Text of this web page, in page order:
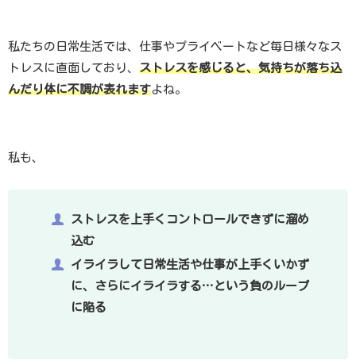
私たちの日常生活では、仕事やプライベートなど毎日様々なス
トレスに直面しており、 ストレスを感じると、気持ちが落ち込
んだり体に不調が表れますよね。
私も、
ストレスを上手くコントロールできずに溜め
込む
イライラして日常生活や仕事が上手くいかず
に、さらにイライラする…という負のループ
に陥る